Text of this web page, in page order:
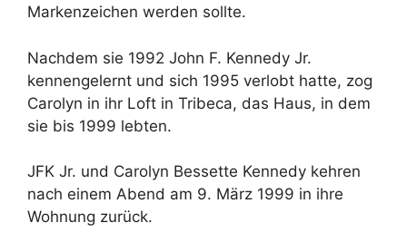
Markenzeichen werden sollte.
Nachdem sie 1992 John F. Kennedy Jr.
kennengelernt und sich 1995 verlobt hatte, zog
Carolyn in ihr Loft in Tribeca, das Haus, in dem
sie bis 1999 lebten.
JFK Jr. und Carolyn Bessette Kennedy kehren
nach einem Abend am 9. März 1999 in ihre
Wohnung zurück.